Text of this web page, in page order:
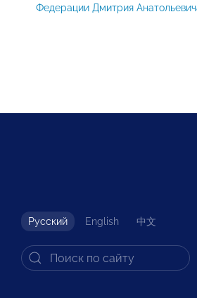
Федерации Дмитрия
Русский English 中文